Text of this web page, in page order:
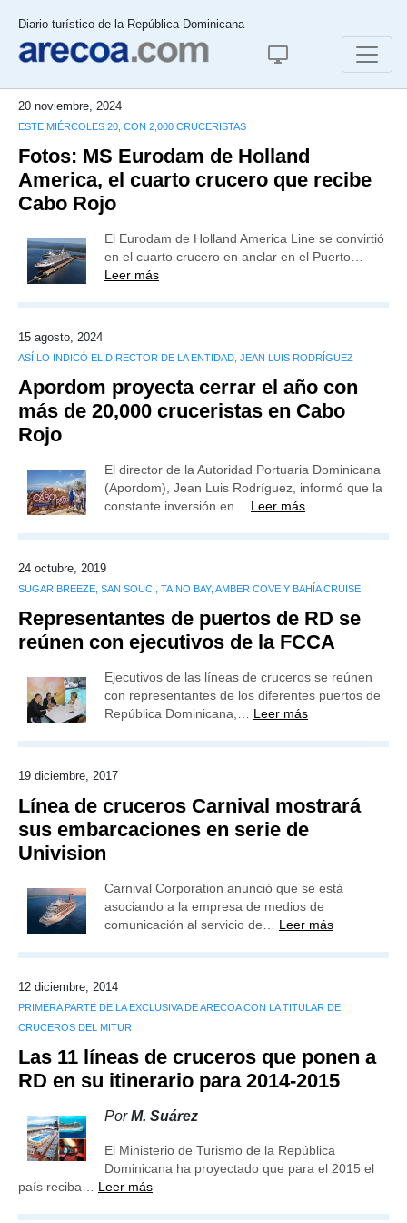
Diario turístico de la República Dominicana
20 noviembre, 2024
ESTE MIÉRCOLES 20, CON 2,000 CRUCERISTAS
Fotos: MS Eurodam de Holland
America, el cuarto crucero que recibe
Cabo Rojo
El Eurodam de Holland America Line se convirtió
en el cuarto crucero en anclar en el Puerto…
Leer más
15 agosto, 2024
ASÍ LO INDICÓ EL DIRECTOR DE LA ENTIDAD, JEAN LUIS RODRÍGUEZ
Apordom proyecta cerrar el año con
más de 20,000 cruceristas en Cabo
Rojo
El director de la Autoridad Portuaria Dominicana
(Apordom), Jean Luis Rodríguez, informó que la
constante inversión en… Leer más
24 octubre, 2019
SUGAR BREEZE, SAN SOUCI, TAINO BAY, AMBER COVE Y BAHÍA CRUISE
Representantes de puertos de RD se
reúnen con ejecutivos de la FCCA
Ejecutivos de las líneas de cruceros se reúnen
con representantes de los diferentes puertos de
República Dominicana,… Leer más
19 diciembre, 2017
Línea de cruceros Carnival mostrará
sus embarcaciones en serie de
Univision
Carnival Corporation anunció que se está
asociando a la empresa de medios de
comunicación al servicio de… Leer más
12 diciembre, 2014
PRIMERA PARTE DE LA EXCLUSIVA DE ARECOA CON LA TITULAR DE
CRUCEROS DEL MITUR
Las 11 líneas de cruceros que ponen a
RD en su itinerario para 2014-2015
PorM. Suárez
El Ministerio de Turismo de la República
Dominicana ha proyectado que para el 2015 el
país reciba… Leer más